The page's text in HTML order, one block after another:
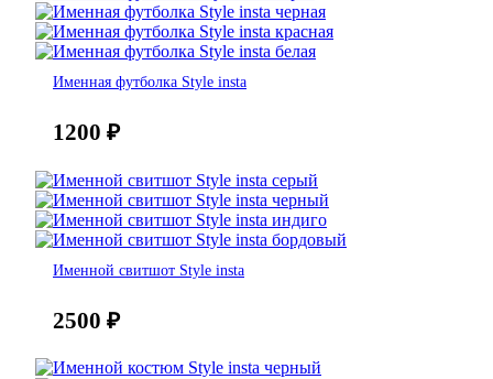
Именная футболка Style insta
1200 ₽
Именной свитшот Style insta
2500 ₽